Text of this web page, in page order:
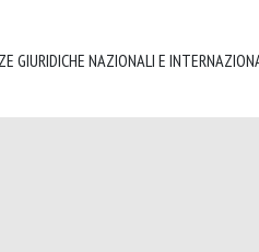
GIURIDICHE NAZIONALI E